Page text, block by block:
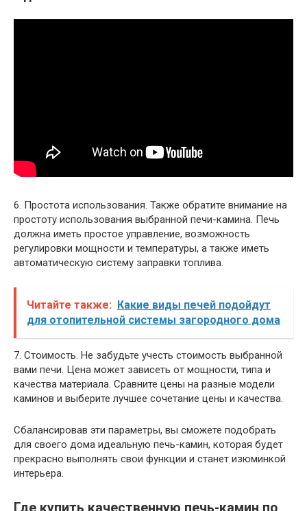
6. Простота использования. Также обратите внимание на
простоту использования выбранной печи-камина. Печь
должна иметь простое управление, возможность
регулировки мощности и температуры, а также иметь
автоматическую систему заправки топлива.
Читайте также: Какие виды печей подойдут
для отопительной системы загородного дома
7. Стоимость. Не забудьте учесть стоимость выбранной
вами печи. Цена может зависеть от мощности, типа и
качества материала. Сравните цены на разные модели
каминов и выберите лучшее сочетание цены и качества.
Сбалансировав эти параметры, вы сможете подобрать
для своего дома идеальную печь-камин, которая будет
прекрасно выполнять свои функции и станет изюминкой
интерьера.